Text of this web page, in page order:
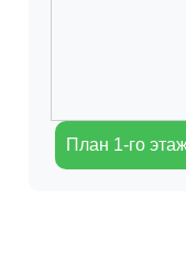
План 1-го